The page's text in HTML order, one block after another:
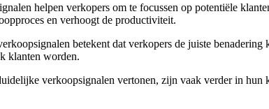
verkopers om te focussen op potentiële klanten
en verhoogt de productiviteit.
betekent dat verkopers de juiste benadering
klanten worden.
vertonen, zijn vaak verder in hun